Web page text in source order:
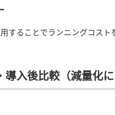
することでランニングコスト
導入後比較（減量化